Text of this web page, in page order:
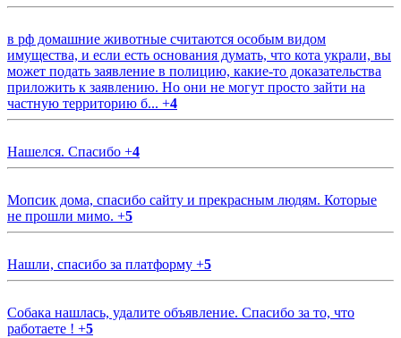
в рф домашние животные считаются особым видом
имущества, и если есть основания думать, что кота украли, вы
может подать заявление в полицию, какие-то доказательства
приложить к заявлению. Но они не могут просто зайти на
частную территорию б... +4
Нашелся. Спасибо +4
Мопсик дома, спасибо сайту и прекрасным людям. Которые
не прошли мимо. +5
Нашли, спасибо за платформу +5
Собака нашлась, удалите объявление. Спасибо за то, что
работаете ! +5